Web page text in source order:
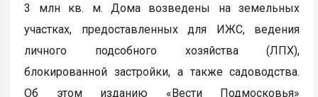
3 млн кв. м. Дома возведены на земельных
участках, предоставленных для ИЖС, ведения
личного подсобного хозяйства (ЛПХ),
блокированной застройки, а также садоводства.
Об этом изданию «Вести Подмосковья»